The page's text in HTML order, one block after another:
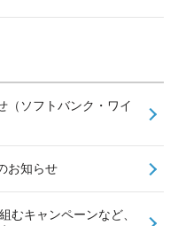
（ソフトバンク・ワイ
お知らせ
むキャンペーンなど、